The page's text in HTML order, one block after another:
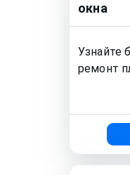
окна
Узнайте
ремонт